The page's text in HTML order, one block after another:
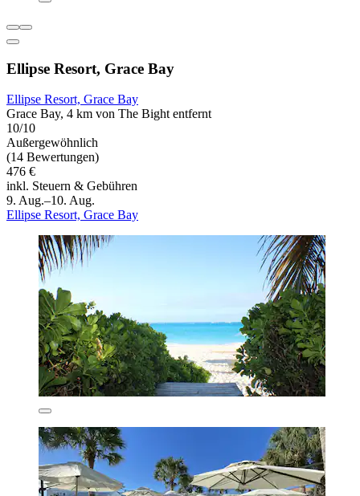
Ellipse Resort, Grace Bay
Ellipse Resort, Grace Bay
Grace Bay, 4 km von The Bight entfernt
10/10
Außergewöhnlich
(14 Bewertungen)
476 €
inkl. Steuern & Gebühren
9. Aug.–10. Aug.
Ellipse Resort, Grace Bay